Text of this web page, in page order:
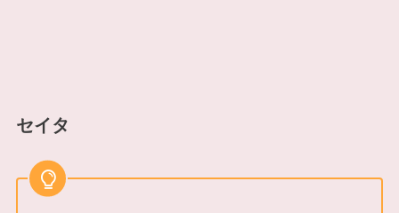
セイタ